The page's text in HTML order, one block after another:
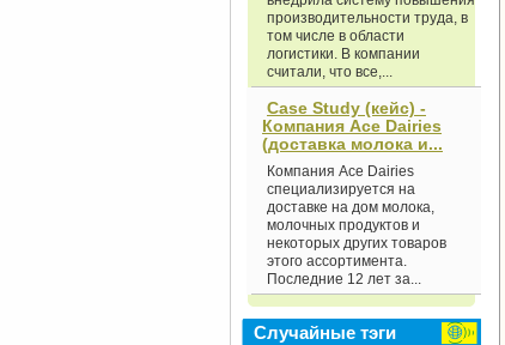
производительности труда, в
том числе в области
логистики. В компании
считали, что все,...
Case Study (кейс) -
Компания Асе Dairies
(доставка молока и...
Компания Асе Dairies
специализируется на
доставке на дом молока,
молочных продуктов и
некоторых других товаров
этого ассортимента.
Последние 12 лет за...
Случайные тэги